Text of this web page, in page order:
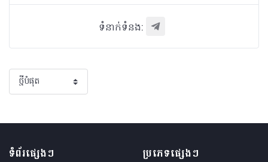
ទំនាក់ទំនង:
ទំព័រផ្សេងៗ
ប្រភេទផ្សេងៗ